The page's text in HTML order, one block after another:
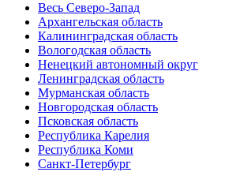
Весь Северо-Запад
Архангельская область
Калининградская область
Вологодская область
Ненецкий автономный округ
Ленинградская область
Мурманская область
Новгородская область
Псковская область
Республика Карелия
Республика Коми
Санкт-Петербург